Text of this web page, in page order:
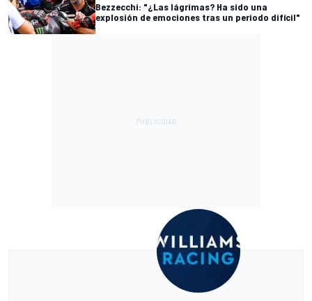
Bezzecchi: "¿Las lágrimas? Ha sido una
explosión de emociones tras un periodo difícil"